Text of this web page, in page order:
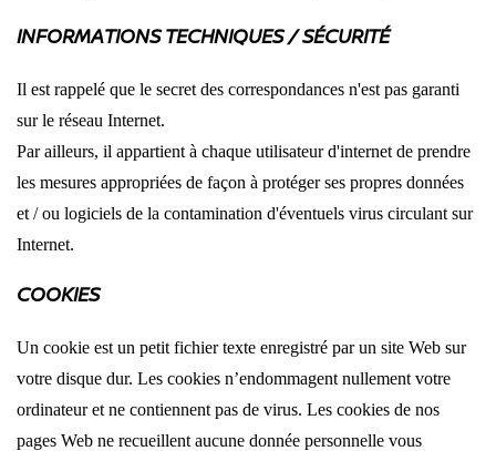
INFORMATIONS TECHNIQUES / SÉCURITÉ
Il est rappelé que le secret des correspondances n'est pas garanti
sur le réseau Internet.
Par ailleurs, il appartient à chaque utilisateur d'internet de prendre
les mesures appropriées de façon à protéger ses propres données
et / ou logiciels de la contamination d'éventuels virus circulant sur
Internet.
COOKIES
Un cookie est un petit fichier texte enregistré par un site Web sur
votre disque dur. Les cookies n’endommagent nullement votre
ordinateur et ne contiennent pas de virus. Les cookies de nos
pages Web ne recueillent aucune donnée personnelle vous